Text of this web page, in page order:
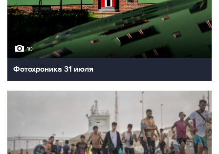
10
Фотохроника 31 июля